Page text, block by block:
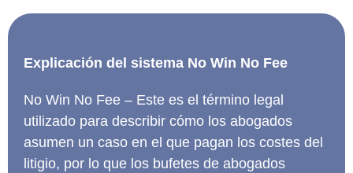
Explicación del sistema No Win No Fee
No Win No Fee – Este es el término legal
utilizado para describir cómo los abogados
asumen un caso en el que pagan los costes del
litigio, por lo que los bufetes de abogados